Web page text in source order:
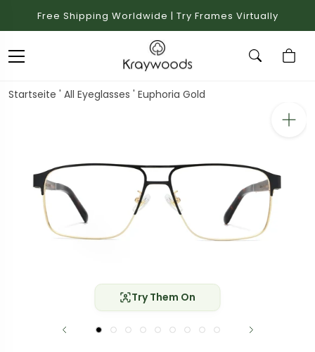
Free Shipping Worldwide | Try Frames Virtually
Startseite ' All Eyeglasses ' Euphoria Gold
Try Them On